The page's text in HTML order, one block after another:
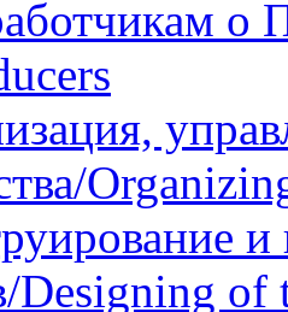
о
и
Designing of